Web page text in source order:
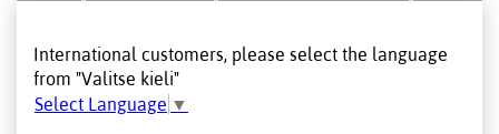
International customers, please select the language
from "Valitse kieli"
Select Language ▼